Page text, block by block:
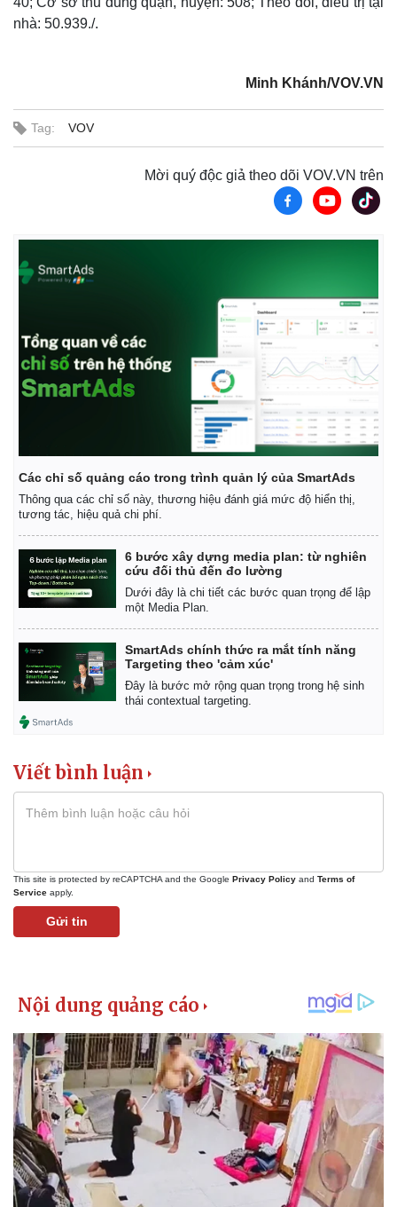
Thế giới
Quan sát
Cuộc sống đó đây
Hồ sơ
Video
Ảnh
Infographic
nhà: 50.939./.
Minh Khánh/VOV.VN
Tag: VOV
Mời quý độc giả theo dõi VOV.VN trên
Các chỉ số quảng cáo trong trình quản lý của SmartAds
Thông qua các chỉ số này, thương hiệu đánh giá mức độ hiển thị,
tương tác, hiệu quả chi phí.
6 bước xây dựng media plan: từ nghiên
cứu đối thủ đến đo lường
Dưới đây là chi tiết các bước quan trọng để lập
một Media Plan.
SmartAds chính thức ra mắt tính năng
Targeting theo 'cảm xúc'
Đây là bước mở rộng quan trọng trong hệ sinh
thái contextual targeting.
Viết bình luận
This site is protected by reCAPTCHA and the Google Privacy Policy and Terms of
Service apply.
Gửi tin